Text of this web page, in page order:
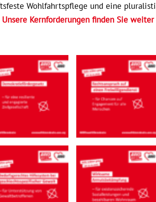
Wohlfahrtspflege und eine
Unsere Kernforderungen finden Sie